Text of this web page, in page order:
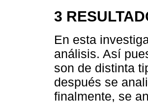
3
En esta
análisis. Así
son de distinta
después se
finalmente, se